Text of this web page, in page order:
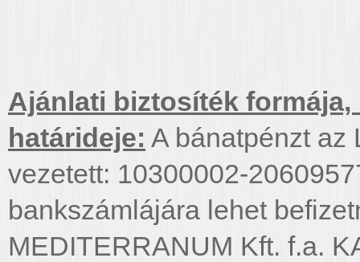
Ajánlati biztosíték
határideje: A bánatpénzt az
vezetett: 10300002-
bankszámlájára lehet
MEDITERRANUM Kft. f.a.